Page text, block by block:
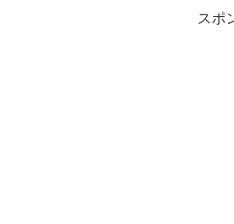
スポ